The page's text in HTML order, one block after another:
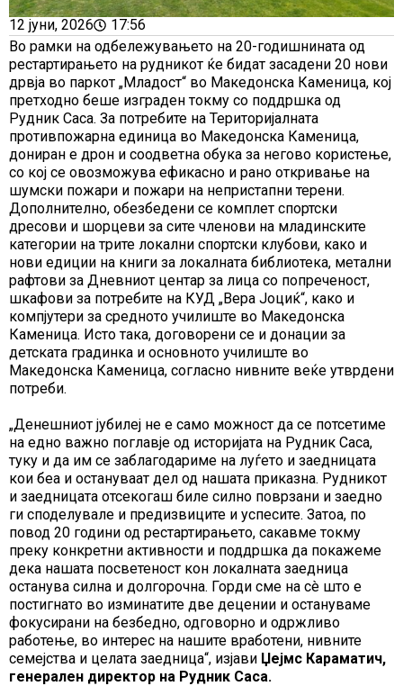
12 јуни, 2026
17:56
Во рамки на одбележувањето на 20-годишнината од
рестартирањето на рудникот ќе бидат засадени 20 нови
дрвја во паркот „Младост“ во Македонска Каменица, кој
претходно беше изграден токму со поддршка од
Рудник Саса. За потребите на Територијалната
противпожарна единица во Македонска Каменица,
дониран е дрон и соодветна обука за негово користење,
со кој се овозможува ефикасно и рано откривање на
шумски пожари и пожари на непристапни терени.
Дополнително, обезбедени се комплет спортски
дресови и шорцеви за сите членови на младинските
категории на трите локални спортски клубови, како и
нови едиции на книги за локалната библиотека, метални
рафтови за Дневниот центар за лица со попреченост,
шкафови за потребите на КУД „Вера Јоциќ“, како и
компјутери за средното училиште во Македонска
Каменица. Исто така, договорени се и донации за
детската градинка и основното училиште во
Македонска Каменица, согласно нивните веќе утврдени
потреби.
„Денешниот јубилеј не е само можност да се потсетиме
на едно важно поглавје од историјата на Рудник Саса,
туку и да им се заблагодариме на луѓето и заедницата
кои беа и остануваат дел од нашата приказна. Рудникот
и заедницата отсекогаш биле силно поврзани и заедно
ги споделувале и предизвиците и успесите. Затоа, по
повод 20 години од рестартирањето, сакавме токму
преку конкретни активности и поддршка да покажеме
дека нашата посветеност кон локалната заедница
останува силна и долгорочна. Горди сме на сè што е
постигнато во изминатите две децении и остануваме
фокусирани на безбедно, одговорно и одржливо
работење, во интерес на нашите вработени, нивните
семејства и целата заедница“, изјави Џејмс Караматич,
генерален директор на Рудник Саса.